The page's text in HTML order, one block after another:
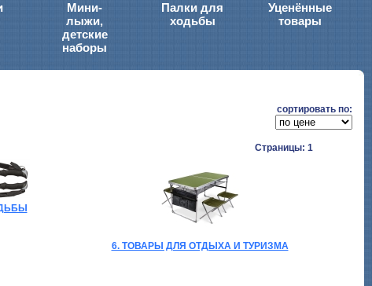
Мини-
лыжи,
детские
наборы
Палки для
ходьбы
Уценённые
товары
cортировать по:
Страницы: 1
6. ТОВАРЫ ДЛЯ ОТДЫХА И ТУРИЗМА